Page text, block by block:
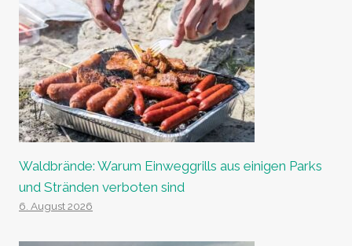
Waldbrände: Warum Einweggrills aus einigen Parks
und Stränden verboten sind
6. August 2026